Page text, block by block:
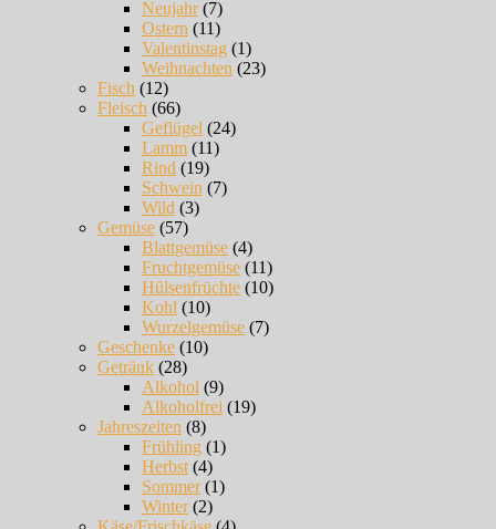
Neujahr(7)
Ostern (11)
Valentinstag (1)
Weihnachten (23)
Fisch (12)
Fleisch (66)
Geflügel (24)
Lamm (11)
Rind (19)
Schwein (7)
Wild (3)
Gemüse (57)
Blattgemüse (4)
Fruchtgemüse (11)
Hülsenfrüchte (10)
Kohl (10)
Wurzelgemüse (7)
Geschenke (10)
Getränk (28)
Alkohol (9)
Alkoholfrei (19)
Jahreszeiten (8)
Frühling (1)
Herbst (4)
Sommer(1)
Winter(2)